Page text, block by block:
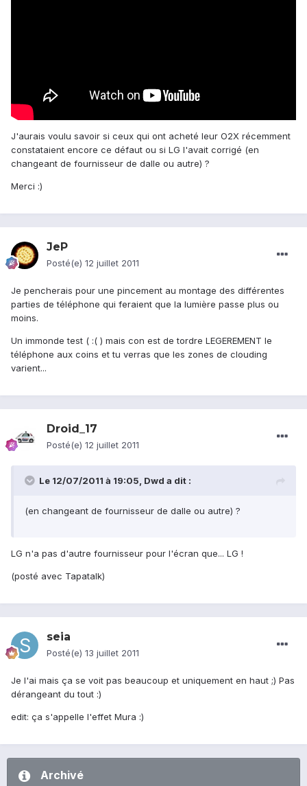
J'aurais voulu savoir si ceux qui ont acheté leur O2X récemment
constataient encore ce défaut ou si LG l'avait corrigé (en
changeant de fournisseur de dalle ou autre) ?
Merci :)
JeP
Posté(e) 12 juillet 2011
Je pencherais pour une pincement au montage des différentes
parties de téléphone qui feraient que la lumière passe plus ou
moins.
Un immonde test ( :( ) mais con est de tordre LEGEREMENT le
téléphone aux coins et tu verras que les zones de clouding
varient...
Droid_17
Posté(e) 12 juillet 2011
Le 12/07/2011 à 19:05, Dwd a dit :
(en changeant de fournisseur de dalle ou autre) ?
LG n'a pas d'autre fournisseur pour l'écran que... LG !
(posté avec Tapatalk)
seia
Posté(e) 13 juillet 2011
Je l'ai mais ça se voit pas beaucoup et uniquement en haut ;) Pas
dérangeant du tout :)
edit: ça s'appelle l'effet Mura :)
Archivé